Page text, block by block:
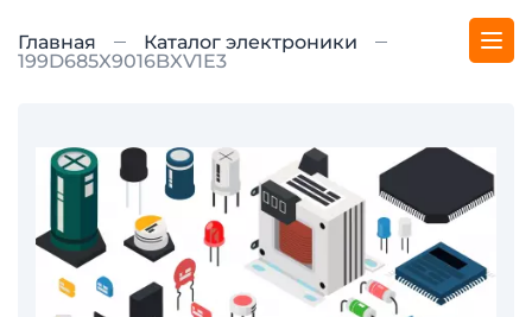
Главная
Каталог электроники
199D685X9016BXV1E3